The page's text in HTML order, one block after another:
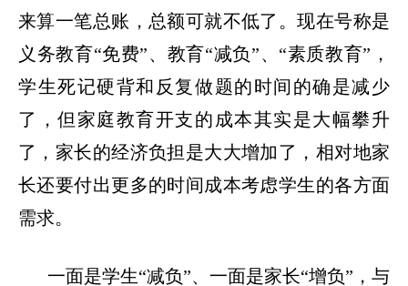
来算一笔总账，总额可就不低了。现在号称是
义务教育“免费”、教育“减负”、 “素质教育” ，
学生死记硬背和反复做题的时间的确是减少
了，但家庭教育开支的成本其实是大幅攀升
了，家长的经济负担是大大增加了，相对地家
长还要付出更多的时间成本考虑学生的各方面
需求。
一面是学生“减负”、一面是家长“增负” ，与